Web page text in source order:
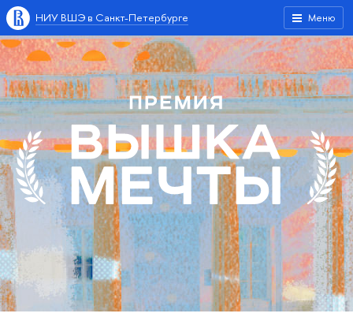
Меню
НИУ ВШЭ в Санкт-Петербурге